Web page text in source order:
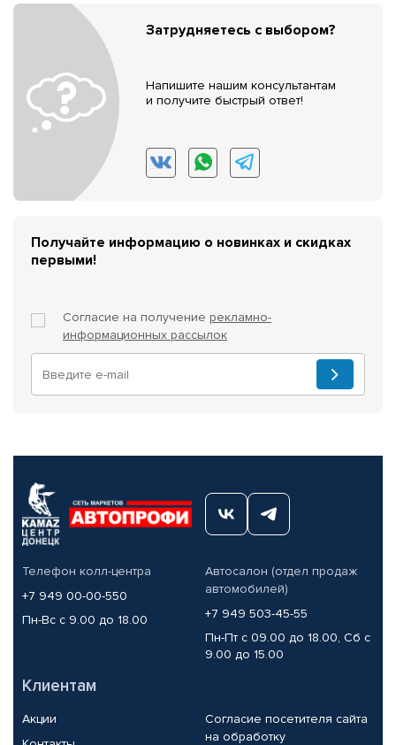
Затрудняетесь с выбором?
Напишите нашим консультантам
и получите быстрый ответ!
Получайте информацию о новинках и скидках
первыми!
Согласие на получение рекламно-
информационных рассылок
Телефон колл-центра
+7 949 00-00-550
Пн-Вс с 9.00 до 18.00
Автосалон (отдел продаж
автомобилей)
+7 949 503-45-55
Пн-Пт с 09.00 до 18.00, Сб с
9.00 до 15.00
Клиентам
Акции
Согласие посетителя сайта
на обработку